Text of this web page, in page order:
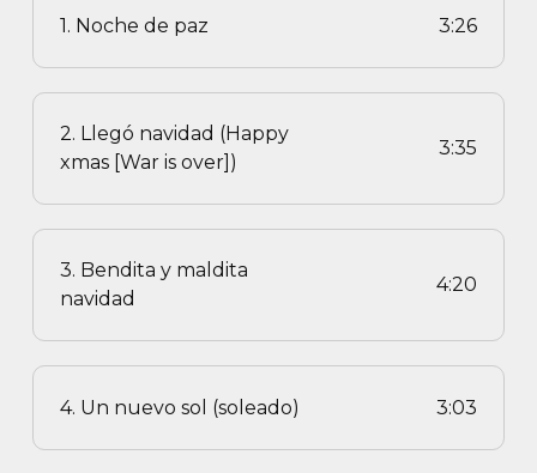
1. Noche de paz 3:26
2. Llegó navidad (Happy
xmas [War is over])
3:35
3. Bendita y maldita
navidad
4:20
4. Un nuevo sol (soleado) 3:03